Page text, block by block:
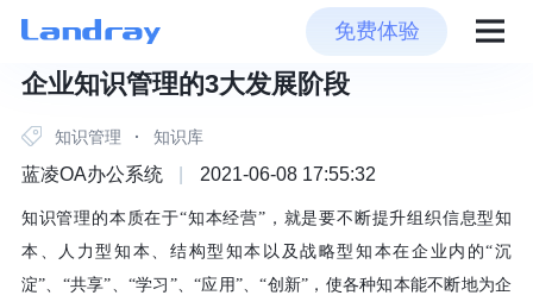
免费体验
企业知识管理的3大发展阶段
知识管理 · 知识库
蓝凌OA办公系统 2021-06-08 17:55:32
知识管理的本质在于“知本经营”，就是要不断提升组织信息型知
本、人力型知本、结构型知本以及战略型知本在企业内的“沉
淀”、“共享”、“学习”、“应用”、“创新”，使各种知本能不断地为企